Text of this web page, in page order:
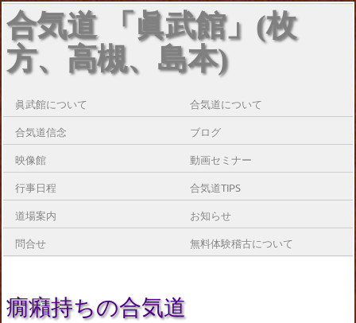
合気道 「眞武館」(枚
方、高槻、島本)
眞武館について 合気道について
合気道信念 ブログ
映像館 動画セミナー
行事日程 合気道TIPS
道場案内 お知らせ
問合せ 無料体験稽古について
癇癪持ちの合気道